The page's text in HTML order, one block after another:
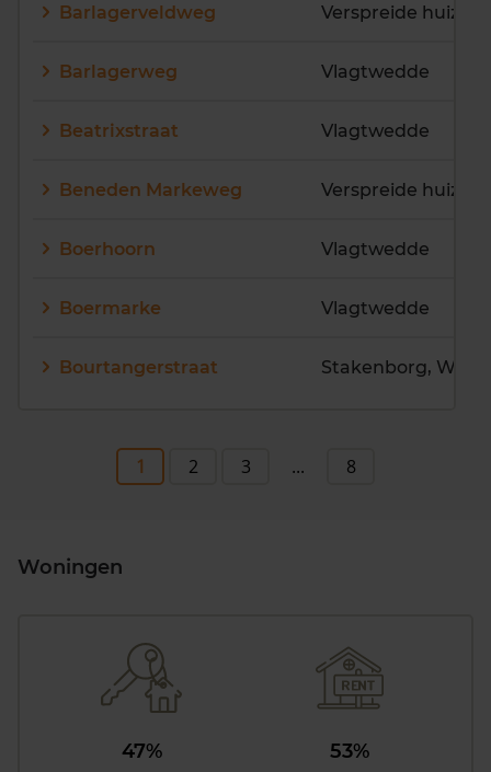
Barlagerveldweg Verspreide huizen
Barlagerweg Vlagtwedde
Beatrixstraat Vlagtwedde
Beneden Markeweg Verspreide huizen
Boerhoorn Vlagtwedde
Boermarke Vlagtwedde
Bourtangerstraat Stakenborg, Weite
1 2 3 ... 8
Woningen
47%
53%